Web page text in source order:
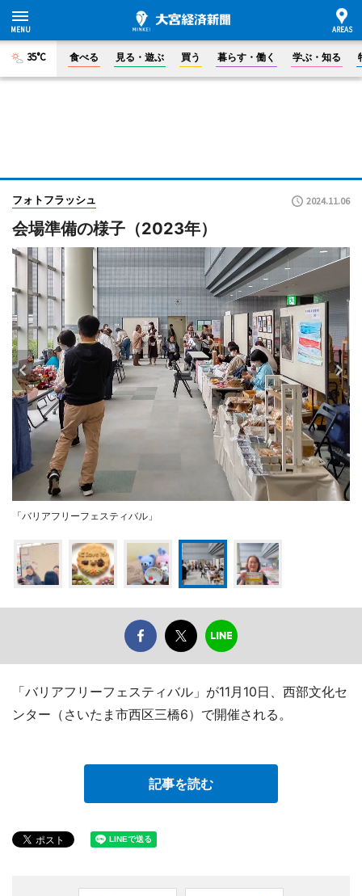
35°C 食べる 見る・遊ぶ 買う 暮らす・働く 学ぶ・知る
フォトフラッシュ 2024.11.06
会場準備の様子（2023年）
「バリアフリーフェスティバル」
「バリアフリーフェスティバル」が11月10日、西部文化セ
ンター（さいたま市西区三橋6）で開催される。
記事を読む